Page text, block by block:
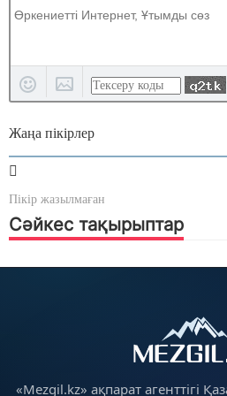
Жаңа пікірлер
Пікір жазылмаған
Сәйкес тақырыптар
«Mezgil.kz» ақпарат агенттігі